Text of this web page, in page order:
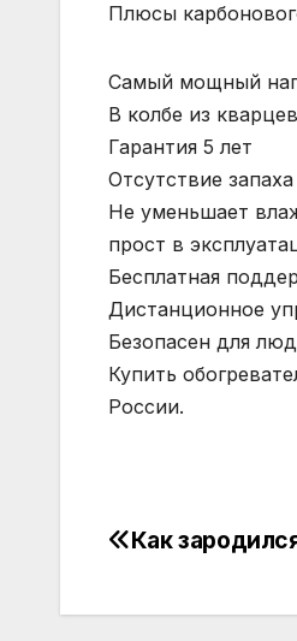
Плюсы
Самый мощный
В колбе из
Гарантия 5 лет
Отсутствие
Не уменьшает
прост в
Бесплатная
Дистанционное
Безопасен для
Купить
России.
Как